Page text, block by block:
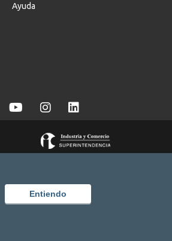
Ayuda
Entiendo